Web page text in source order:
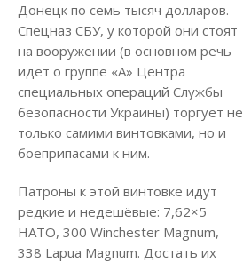
Донецк по семь тысяч долларов.
Спецназ СБУ, у которой они стоят
на вооружении (в основном речь
идёт о группе «А» Центра
специальных операций Службы
безопасности Украины) торгует не
только самими винтовками, но и
боеприпасами к ним.
Патроны к этой винтовке идут
редкие и недешёвые: 7,62×5
НАТО, 300 Winchester Magnum,
338 Lapua Magnum. Достать их